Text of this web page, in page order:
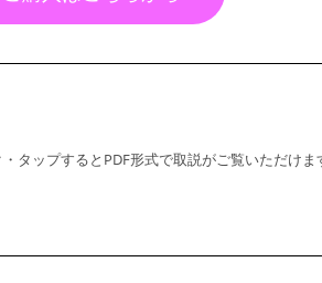
タップするとPDF形式で取説がご覧いただけま